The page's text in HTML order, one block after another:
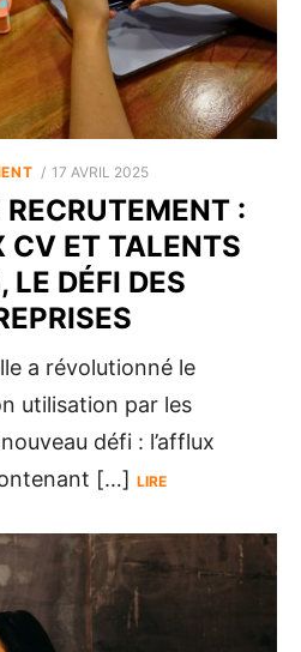
POSTED
17 AVRIL 2025
RECRUTEMENT :
CV ET TALENTS
LE DÉFI DES
a révolutionné le
utilisation par les
défi : l’afflux
[…] LIRE